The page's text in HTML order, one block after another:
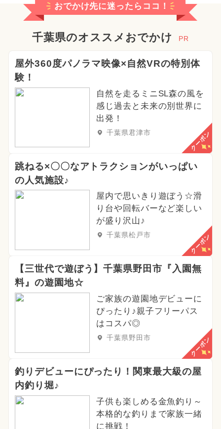
おでかけ先に迷ったらココ！
千葉県のオススメおでかけ PR
屋外360度パノラマ映像×自然VRの特別体
験！
自然を走るミニSL森の風を
感じ過去と未来の別世界に
出発！
千葉県君津市 クーポン
跳ねる×〇〇なアトラクションがいっぱい
の人気施設♪
屋内で思いきり遊ぼう☆滑
り台や回転バーなど楽しい
が盛り沢山♪
千葉県松戸市 クーポン
【三世代で遊ぼう】千葉県野田市『入園無
料』の遊園地☆
ご家族の遊園地デビューに
ぴったり♪親子フリーパス
はコスパ◎
千葉県野田市 クーポン
釣りデビューにぴったり！関東最大級の屋
内釣り堀♪
子供も楽しめる金魚釣り～
本格的な釣りまで家族一緒
に挑戦！